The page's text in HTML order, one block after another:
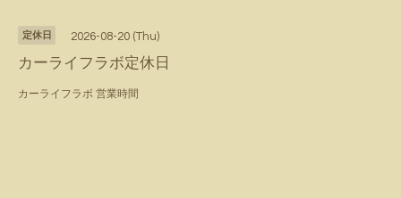
定休日 2026-08-20 (Thu)
カーライフラボ定休日
カーライフラボ 営業時間